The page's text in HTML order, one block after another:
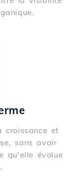
croissance et
sans avoir
qu'elle évolue